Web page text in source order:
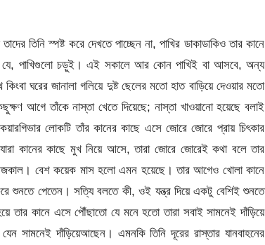
একমাত্র নিখুঁত যোগাযোগ। অবশ্যই একতরফা; তা হোক। কথা বলে তিনি নিজের অস্তিত্ব খুব ভালোভাবে, বলতে গেলে সজোরে টিকিয়ে রাখতে পারেন অন্য মানুষের সামনে। ‘আই টক দেয়ারফোর আই অ্যাম।’ (দেকার্তে মাফ করবেন, একটু বদলে নিলাম আপনার কথা। প্রায় সঙ্গে সঙ্গেই তিনি বিনয় প্রকাশ করলেন।) হ্যাঁ, মুখের কথা তাঁকে এখন কিছুটা হলেও মানুষের সমাজে স্বাধীনতা দিয়েছে। তাঁর অস্তিত্ব সম্বন্ধে কোনো সন্দেহ নেই, থাকার সুযোগ দেন না তিনি। ঈশ্বরকে আবার ধন্যবাদ।চোখের সামনে একটা ছায়া নড়ে উঠলো। মানুষের অবয়ব। নতুন কিছু রঙের সমাবেশ হলো সামনে। তিনি বুঝলেন ঘরের ভেতর একটা নতুন লোক এসেছে। তাঁর সামনে। তিনি তার গায়ের গন্ধ পেলেন। হ্যাঁ, চোখ এবং কানের শক্তি যত কমছে তাঁর অন্য ইন্দ্রিয়গুলো ক্ষতিপূরণের জন্য বেড়ে গিয়েছে। আগের চেয়ে তাঁর ঘ্রাণশক্তি এখন অনেক বেশি। তিনি না দেখেও বলে দিতে পারেন সামনে মানুষ এসেছে। কিছুক্ষণ নিবিষ্ট মনে ঘ্রাণ নিলে মানুষটা কি পুরুষ না নারী তাও টের পান তিনি। এমনকি তার বয়সও। হাত দিয়ে স্পর্শ করলে তো কথাই নেই। চোখে তিনি যা দেখতে পান না স্পর্শ তার অনেক কিছু বলে দেয়।পুত্রবধূ পাশ থেকে চেঁচিয়ে বললো, ডেভেলপার দশ কোটি টাকা দেবে। পঞ্চাশটা ফ্ল্যাটের মধ্যে পঁচিশটা দেবে তৈরি হলে। তিন বছর লাগবে।তিনি শুধু ‘দশ কোটি টাকা’ শুনতে পেলেন। শুনে বললেন, দশ কোটি! অনেক টাকা।পুত্রবধূ বললো, হ্যাঁ। অনেক টাকা। আপনি প্রস্তাবে রাজি হবেন কিনা জানতে চায়। কী বলবো তাকে? তারপর শ্বশুরের মুখের দিকে তাকিয়ে বলে, আপনিই বলে দিন না। আপনার মুখ থেকেই শুনুক।‘রাজি’ কথাটা শুনতে পেলেন তিনি। কপালে ভাঁজ ফেলে বললেন, রাজি? কিসের জন্য রাজি?পুত্রবধূ তার কানের কাছে মুখ এনে জোরে জোরে বললো, ডেভেলপার। এই বাড়ি নিয়ে হাইরাইজ করবে। দশ কোটি টাকা দেবে। সিগনেচার মানি। দেবেন? রাজি আছেন?তিনি এবার ‘ডেভেলপার’ শুনতে পেলেন। কথাটা বেশ পরিচিত। আগেও শুনেছেন। শুধু শোনা নয়, চোখেও দেখেছেন বেশ কয়েকজন ডেভেলপারকে। তখন তাঁর দৃষ্টি ভালো ছিল, লোকজন দেখতে পেতেন। ডেভেলপারদের তিনি প্রথম প্রথম বাসায় আসতে দিয়েছেন কিন্তু বেশি কথা বলতে দেননি। শুনেই বলেছেন, আমি বেঁচে থাকতে এই বাড়ি, এই জমি যেমন আছে তেমনই থাকবে। যান। আর আসবেন না। এক ডেভেলপার গিয়েছে, সে আর আসেনি কিন্তু অন্যেরা এসেছে। তিনি বিরক্তি চেপে তাদের একই কথা বলে বিদায় দিয়েছেন। আগে ডেভেলপাররা সিগনেচার মানি দেবার কথা বলেনি। তাদের প্রস্তাব ছিল সিক্সটি-ফরটি হারে ফ্ল্যাট দেওয়া। আর মাসে মাসে বাড়িভাড়া দেওয়া, যতদিন ফ্ল্যাট না হস্তান্তর হয়। কিছুদিন হলো ডেভেলপাররা সিগনেচার মানি দেওয়ার কথা বলছে। বোঝা যায় জমি পাওয়ার জন্য খুব প্রতিযোগিতা চলছে। জমির মালিকদের প্রলোভিত করার জন্য নতুন নতুন ফন্দি বার করছে তারা। তিনি শুনে রেগে গিয়েছেন, বলেছেন তাকে প্রলোভিত করা যাবে না। তার জেদ, সংকল্প একটুও নড়বে না। এই বাড়ি এইভাবেই থাকবে, তিনি যতদিন বেঁচে আছেন।পুত্রবধূ বললো, দশ কোটি টাকা। তাই বললাম।তিনি আবারও ‘দশ কোটি’ কথাটা শুনতে পেলেন। বললেন, কী হবে দশ কোটি টাকা দিয়ে? আমি শুনতে পাই না, চোখে দেখি না। কী করবো দশ কোটি টাকা দিয়ে? একমাত্র তোমাদের দেওয়া ছাড়া এই টাকা দিয়ে আমার কোনো উপকার হবে না। তারপর একটু থেমে বললেন, তোমাদের দশ কোটি টাকা দেওয়ার কী দরকার? আমি চলে গেলে এই বাড়ি তো তোমাদেরই হবে। তখন যা খুশি তাই করবে, নিষেধ করার জন্য আমি থাকবো না। এখন এইসব কথা বলো না আমাকে।পুত্রবধূ একটু বিব্রত হয়ে বললো, আমাদের কথা ভেবে দশ কোটি টাকার কথা বলিনি বাবা। আপনি ভুল বুঝবেন না।তিনি পুত্রবধূর কথা শুনতে পেলেন না। জোর গলায় বললেন, ওকে যেতে বলো। এই সকালে আমার মেজাজ খারাপ করে দিয়েছে। বলে দাও আমার মৃত্যুর পর আসার জন্য। ভাগাড়ের শকুনের মতো অপেক্ষা করতে বলো ওকে। অন্য ডেভেলপার যারা আসবে তাদেরও।পুত্রবধূ ডেভেলপারকে দরজা পর্যন্ত এগিয়ে দিতে দিতে বললো, আববা এই বাড়ি ছেড়ে কোথাও যাবেন না। এখানে তাঁর অনেক স্মৃতি। কত বছর থেকে এখানে আছেন। বোঝেনই তো। আপনারা এসে বিরক্ত করবেন না। করলে তিনি উত্তেজিত হবেন। আপনারা তাঁর কথা শুনে বিব্রত হবেন। আর আমি কিংবা আমার স্বামী আপনাদের কথা বললে তিনি আমাদের ভুল বুঝবেন।ডেভেলপার কোম্পানির লোকটা রুমাল দিয়ে মুখ মুছে বললো, বুঝতে পারছি। সরি। কিছু মনে করবেন না। ব্যবসার জন্য এমন করতে হয় আমাদের। উপায় নেই। খুব কমপিটিশন।পুত্রবধূ ডেভেলপারকে বিদায় দিয়ে তাঁর কাছে এসে বসলো, কানের কাছে মুখ নিয়ে জোরে জোরে বললো, চলে গিয়েছে।তিনি শুনতে পেলেন না। তার শরীরের ভেতর জমে ওঠা উত্তেজনা, ক্রোধ ধীরে ধীরে কমছে এখন। তিনি চুপ করে থাকলেন। চোখের সামনে বিদ্যুচ্চমকের মতো সাদা রেখাগুলো দেখা যাচ্ছে না। চড়ুইগুলো চলে গিয়েছে।চলে গিয়েছে?জি।চড়ুইগুলোর কথা বলছি। তিনি ‘জি’ শুনতে পাননি।ও। হ্যাঁ, জি। চড়ুইগুলো চলে গিয়েছে। পুত্রবধূ জানালার দিকে তাকিয়ে বললো। হলুদ রং ঢেলে দিয়ে রোদ ঢুকছে ভেতরে। বেলা বাড়ছে। সে উঠে দাঁড়িয়ে বললো, রান্নাঘরে যাই। কী রান্না করছে দেখি।তিনি শুধু শুনতে পেলেন ‘রান্না’। বললেন, কী রান্না হচ্ছে আজ? তারপর একটু থেমে বললেন, তোমাদের জন্য। আমার তো রোজ প্রায় একই খাওয়া।আমাদের জন্য কী রান্না তাই দেখতে যাচ্ছি। আপনার খাবারও তৈরি হচ্ছে কিনা দেখবো। বলে পুত্রবধূ রান্নাঘরের দিকে যেতে যেতে কী ভেবে শ্বশুরের দিকে তাকিয়ে বললো, আপনার কি খাওয়া খুব একঘেয়ে হয়ে যাচ্ছে? তারপর এত দূর থেকে স্বাভাবিক স্বরে বলা তাঁর কথা তিনি একটুও শুনতে পাবেন না বুঝতে পেরে কাছে এসে বললো, আজ